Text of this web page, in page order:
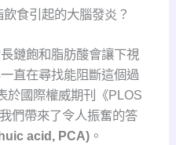
食引起的大腦發炎？
鏈飽和脂肪酸會讓下視
直在尋找能阻斷這個過
於國際權威期刊《PLOS
們帶來了令人振奮的答
acid, PCA)。